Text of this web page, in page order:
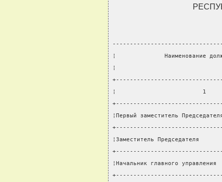
¦              Наименование
¦
¦                         1
¦Первый заместитель
¦Заместитель
¦Начальник главного